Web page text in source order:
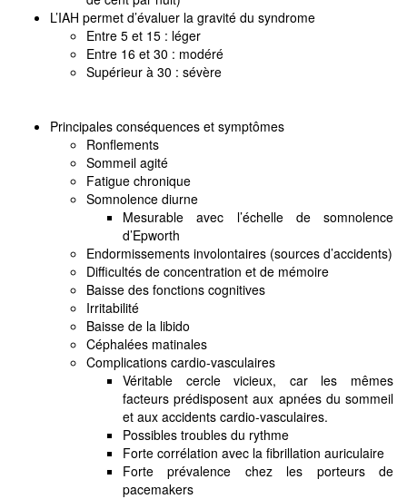
L’IAH permet d’évaluer la gravité du syndrome
Entre 5 et 15 : léger
Entre 16 et 30 : modéré
Supérieur à 30 : sévère
Principales conséquences et symptômes
Ronflements
Sommeil agité
Fatigue chronique
Somnolence diurne
Mesurable avec l’échelle de somnolence
d’Epworth
Endormissements involontaires (sources d’accidents)
Difficultés de concentration et de mémoire
Baisse des fonctions cognitives
Irritabilité
Baisse de la libido
Céphalées matinales
Complications cardio-vasculaires
Véritable cercle vicieux, car les mêmes
facteurs prédisposent aux apnées du sommeil
et aux accidents cardio-vasculaires.
Possibles troubles du rythme
Forte corrélation avec la fibrillation auriculaire
Forte prévalence chez les porteurs de
pacemakers